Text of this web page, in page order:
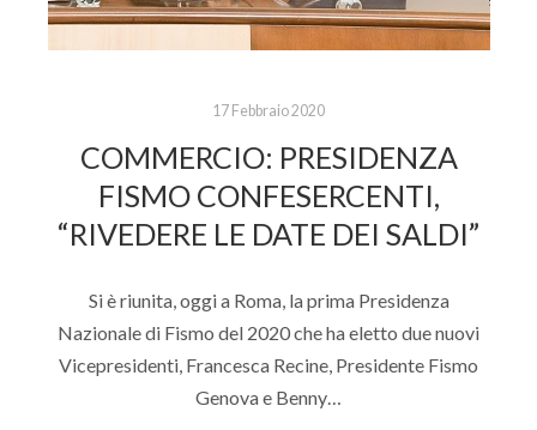
17 Febbraio 2020
COMMERCIO: PRESIDENZA
FISMO CONFESERCENTI,
“RIVEDERE LE DATE DEI SALDI”
Si è riunita, oggi a Roma, la prima Presidenza
Nazionale di Fismo del 2020 che ha eletto due nuovi
Vicepresidenti, Francesca Recine, Presidente Fismo
Genova e Benny…